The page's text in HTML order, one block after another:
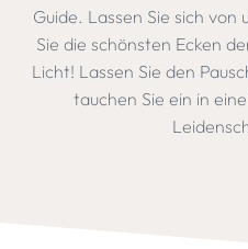
Guide. Lassen Sie sich
Sie die schönsten Ecken
Licht! Lassen Sie den
tauchen Sie ein in